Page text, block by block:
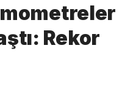
Rekor